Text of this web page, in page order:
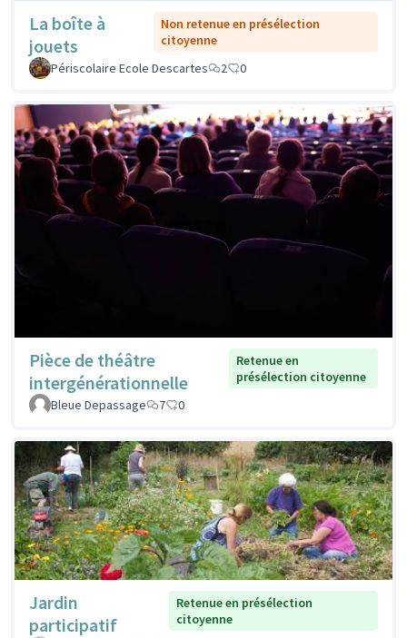
La boîte à
jouets
Non retenue en présélection
citoyenne
Périscolaire Ecole Descartes
2 0
Pièce de théâtre
intergénérationnelle
Retenue en
présélection citoyenne
Bleue Depassage
7 0
Jardin
participatif
Retenue en présélection
citoyenne